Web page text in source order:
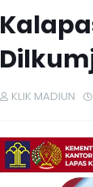
KLIK MADIUN